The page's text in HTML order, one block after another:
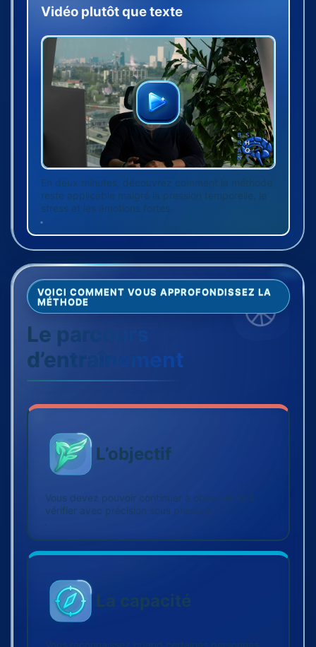
Vidéo plutôt que texte
En deux minutes, découvrez comment la méthode
reste applicable malgré la pression temporelle, le
stress et les émotions fortes.
VOICI COMMENT VOUS APPROFONDISSEZ LA
MÉTHODE
Le parcours
d’entraînement
L’objectif
Vous devez pouvoir continuer à observer et à
vérifier avec précision sous pression.
La capacité